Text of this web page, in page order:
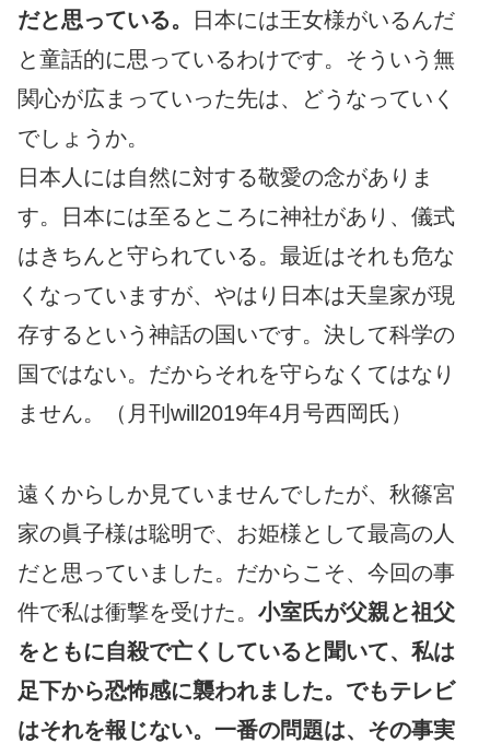
だと思っている。
日本には王女様がいるんだ
と童話的に思っているわけです。そういう無
関心が広まっていった先は、どうなっていく
でしょうか。
日本人には自然に対する敬愛の念がありま
す。日本には至るところに神社があり、儀式
はきちんと守られている。最近はそれも危な
くなっていますが、やはり日本は天皇家が現
存するという神話の国いです。決して科学の
国ではない。だからそれを守らなくてはなり
ません。（月刊will2019年4月号西岡氏）
遠くからしか見ていませんでしたが、秋篠宮
家の眞子様は聡明で、お姫様として最高の人
だと思っていました。だからこそ、今回の事
件で私は衝撃を受けた。 小室氏が父親と祖父
をともに自殺で亡くしていると聞いて、私は
足下から恐怖感に襲われました。でもテレビ
はそれを報じない。一番の問題は、その事実